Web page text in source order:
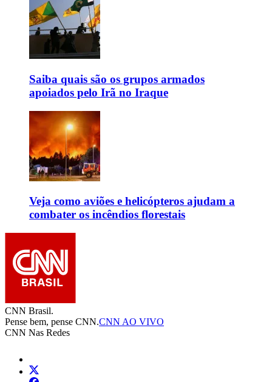
Saiba quais são os grupos armados
apoiados pelo Irã no Iraque
Veja como aviões e helicópteros ajudam a
combater os incêndios florestais
CNN Brasil.
Pense bem, pense CNN.CNN AO VIVO
CNN Nas Redes